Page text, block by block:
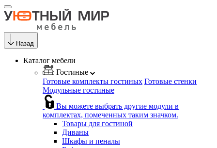
Назад
Каталог мебели
Гостиные
Готовые комплекты гостиных Готовые стенки
Модульные гостиные
Вы можете выбрать другие модули в
комплектах, помеченных таким значком.
Товары для гостиной
Диваны
Шкафы и пеналы